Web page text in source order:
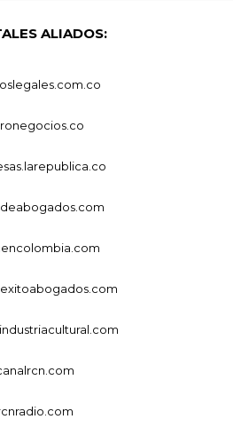
ALIADOS: